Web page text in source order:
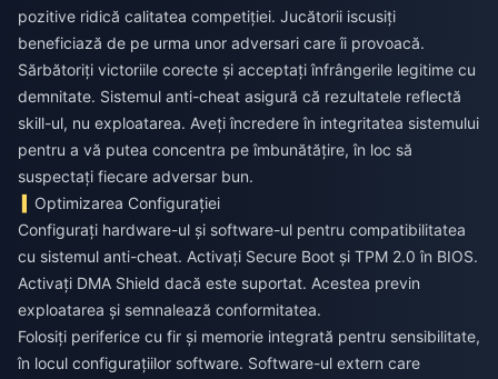
pozitive ridică calitatea competiției. Jucătorii iscusiți
beneficiază de pe urma unor adversari care îi provoacă.
Sărbătoriți victoriile corecte și acceptați înfrângerile legitime cu
demnitate. Sistemul anti-cheat asigură că rezultatele reflectă
skill-ul, nu exploatarea. Aveți încredere în integritatea sistemului
pentru a vă putea concentra pe îmbunătățire, în loc să
suspectați fiecare adversar bun.
Optimizarea Configurației
Configurați hardware-ul și software-ul pentru compatibilitatea
cu sistemul anti-cheat. Activați Secure Boot și TPM 2.0 în BIOS.
Activați DMA Shield dacă este suportat. Acestea previn
exploatarea și semnalează conformitatea.
Folosiți periferice cu fir și memorie integrată pentru sensibilitate,
în locul configurațiilor software. Software-ul extern care